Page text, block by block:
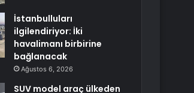
İstanbulluları
ilgilendiriyor: İki
havalimanı birbirine
bağlanacak
Ağustos 6, 2026
SUV model araç ülkeden